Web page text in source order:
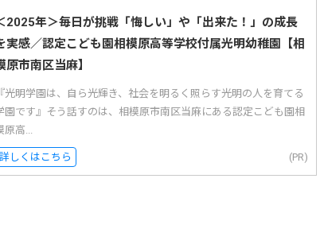
2025年＞毎日が挑戦「悔しい」や「出来た！」の成長
実感／認定こども園相模原高等学校付属光明幼稚園【相
原市南区当麻】
『光明学園は、自ら光輝き、社会を明るく照らす光明の人を育てる
園です』そう話すのは、相模原市南区当麻にある認定こども園相
原高...
詳しくはこちら (PR)